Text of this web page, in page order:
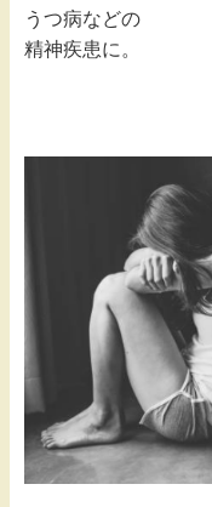
うつ病などの
精神疾患に。